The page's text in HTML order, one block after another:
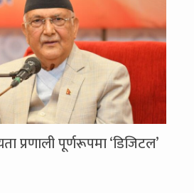
प्रणाली पूर्णरूपमा ‘डिजिटल’